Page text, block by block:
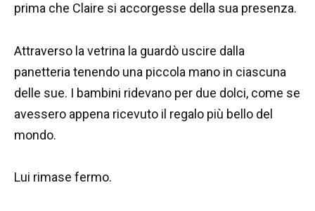
prima che Claire si accorgesse della sua presenza.
Attraverso la vetrina la guardò uscire dalla
panetteria tenendo una piccola mano in ciascuna
delle sue. I bambini ridevano per due dolci, come se
avessero appena ricevuto il regalo più bello del
mondo.
Lui rimase fermo.